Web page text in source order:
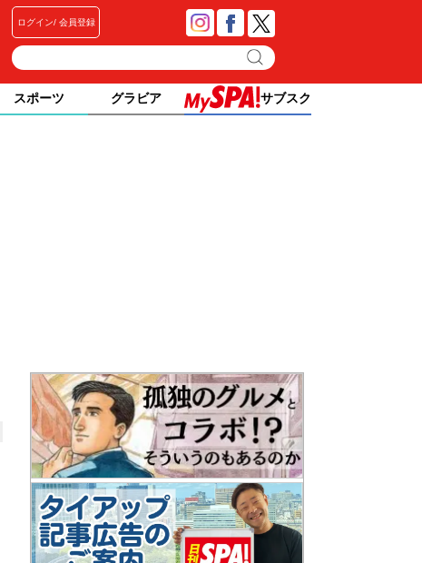
ログイン 会員登録
スポーツ グラビア サブスク